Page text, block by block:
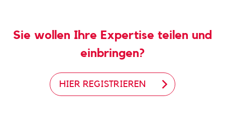
Sie wollen Ihre Expertise teilen und
einbringen?
HIER REGISTRIEREN